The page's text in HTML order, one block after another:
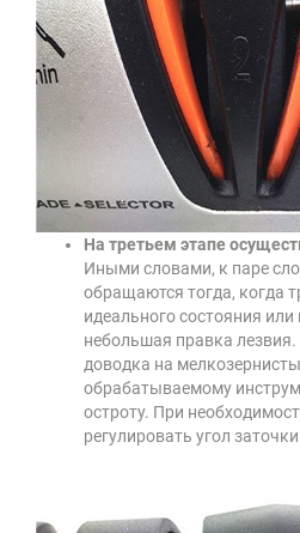
На третьем этапе
Иными словами, к паре
обращаются тогда, когда
идеального состояния
небольшая правка
доводка на
обрабатываемому
остроту. При
регулировать угол